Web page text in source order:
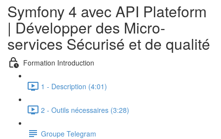
Symfony 4 avec API Plateform
| Développer des Micro-
services Sécurisé et de qualité
Formation Introduction
1 - Description (4:01)
2 - Outils nécessaires (3:28)
Groupe Telegram